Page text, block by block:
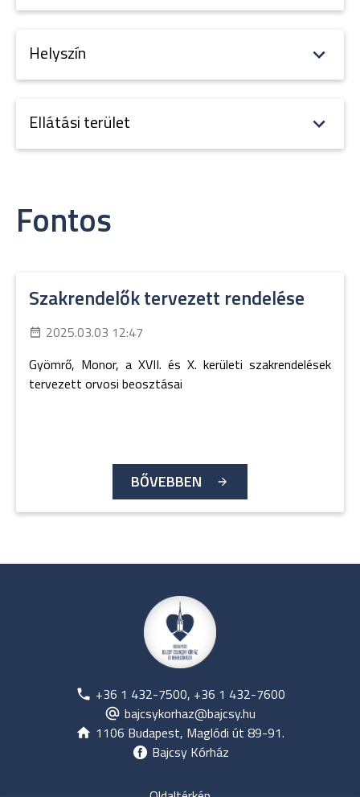
Helyszín
Ellátási terület
Fontos
Szakrendelők tervezett rendelése
2025.03.03 12:47
Gyömrő, Monor, a XVII. és X. kerületi szakrendelések
tervezett orvosi beosztásai
BŐVEBBEN
+36 1 432-7500, +36 1 432-7600
bajcsykorhaz@bajcsy.hu
1106 Budapest, Maglódi út 89-91.
Bajcsy Kórház